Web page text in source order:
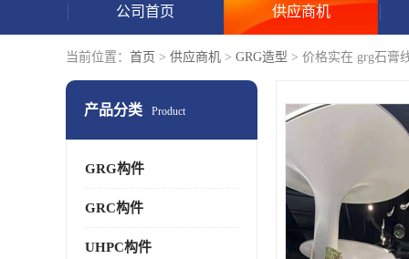
公司首页 供应商机
当前位置： 首页 > 供应商机 > GRG造型 > 价格实在 grg石膏
产品分类 Product
GRG构件
GRC构件
UHPC构件